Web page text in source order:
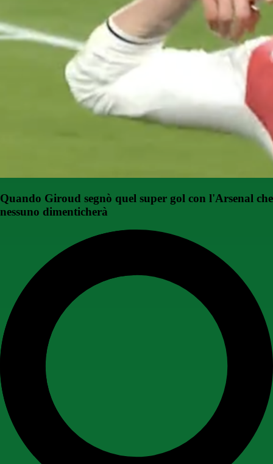
Quando Giroud segnò quel super gol con l'Arsenal che
nessuno dimenticherà